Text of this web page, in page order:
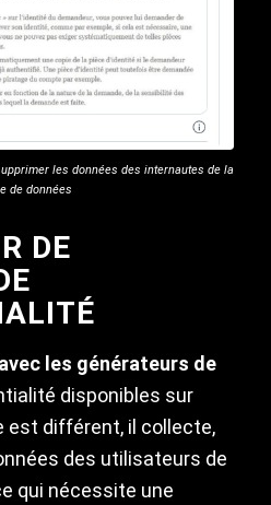
les données des internautes de la
de données
DE
les générateurs de
disponibles sur
est différent, il collecte,
des utilisateurs de
qui nécessite une